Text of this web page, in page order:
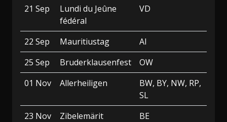
21 Sep
Lundi du Jeûne
fédéral
VD
22 Sep Mauritiustag
AI
25 Sep
Bruderklausenfest
OW
01 Nov
Allerheiligen
BW, BY, NW, RP,
SL
23 Nov
Zibelemärit
BE